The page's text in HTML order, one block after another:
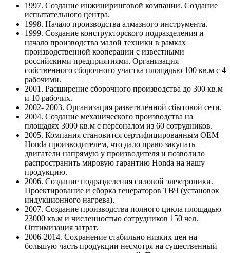
1997. Создание инжиниринговой компании. Создание
испытательного центра.
1998. Начало производства алмазного инструмента.
1999. Создание конструкторского подразделения и
начало производства малой техники в рамках
производственной кооперации с известными
российскими предприятиями. Организация
собственного сборочного участка площадью 100 кв.м с 4
рабочими.
2001. Расширение сборочного производства до 300 кв.м
и 10 рабочих.
2002- 2003. Организация разветвлённой сбытовой сети.
2004. Создание механического производства на
площадях 3000 кв.м с персоналом из 60 сотрудников.
2005. Компания становится сертифицированным OEM
Honda производителем, что дало право закупать
двигатели напрямую у производителя и позволило
распространить мировую гарантию Honda на нашу
продукцию.
2006. Создание подразделения силовой электроники.
Проектирование и сборка генераторов ТВЧ (установок
индукционного нагрева).
2007. Создание производства полного цикла площадью
23000 кв.м и численностью сотрудников 150 чел.
Оптимизация затрат.
2006-2014. Сохранение стабильно низких цен на
большую часть продукции несмотря на существенный